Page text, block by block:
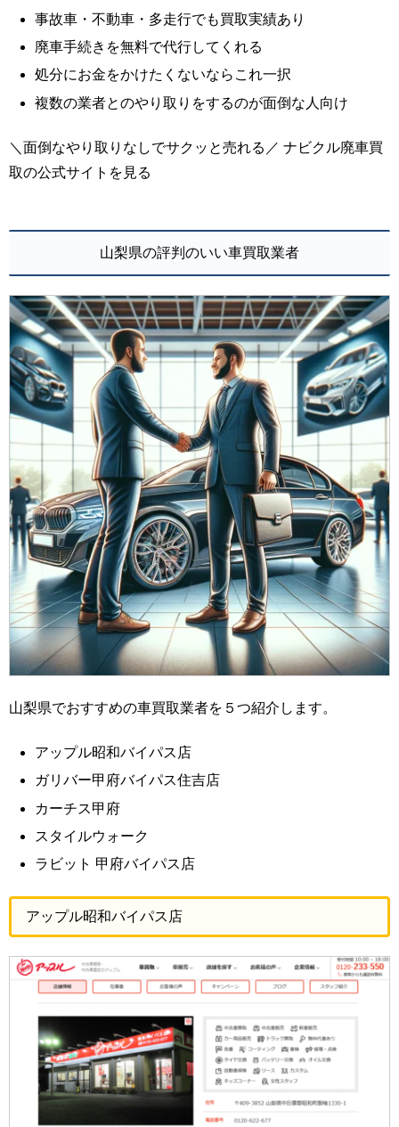
事故車・不動車・多走行でも買取実績あり
廃車手続きを無料で代行してくれる
処分にお金をかけたくないならこれ一択
複数の業者とのやり取りをするのが面倒な人向け
＼面倒なやり取りなしでサクッと売れる／ ナビクル廃車買
取の公式サイトを見る
山梨県の評判のいい車買取業者
山梨県でおすすめの車買取業者を５つ紹介します。
アップル昭和バイパス店
ガリバー甲府バイパス住吉店
カーチス甲府
スタイルウォーク
ラビット 甲府バイパス店
アップル昭和バイパス店